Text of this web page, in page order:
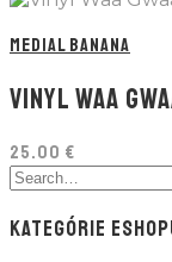
MEDIAL BANANA
VINYL WAA
25.00 €
KATEGÓRIE